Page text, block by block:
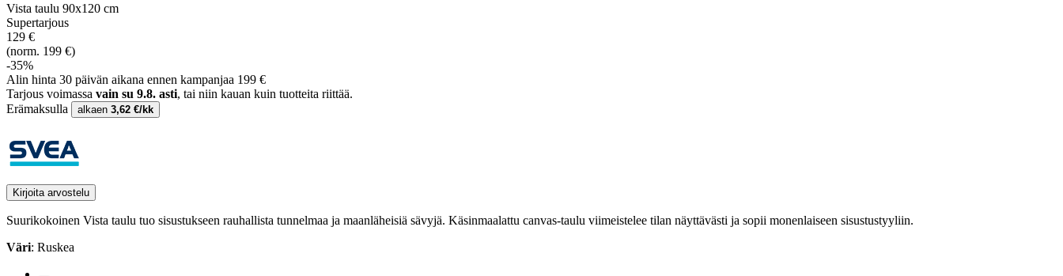
Vista taulu 90x120 cm
Supertarjous
129 €
(norm. 199 €)
-35%
Alin hinta 30 päivän aikana ennen kampanjaa 199 €
Tarjous voimassa vain su 9.8. asti, tai niin kauan kuin tuotteita riittää.
Erämaksulla
alkaen 3,62 €/kk
Kirjoita arvostelu
Suurikokoinen Vista taulu tuo sisustukseen rauhallista tunnelmaa ja maanläheisiä sävyjä. Käsinmaalattu canvas-taulu viimeistelee tilan näyttävästi ja sopii monenlaiseen sisustustyyliin.
Väri: Ruskea